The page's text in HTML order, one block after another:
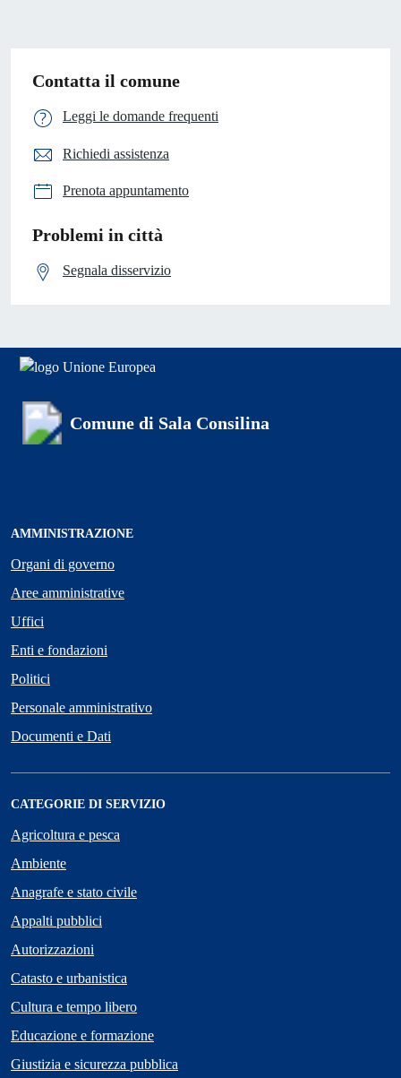
Contatta il comune
Leggi le domande frequenti
Richiedi assistenza
Prenota appuntamento
Problemi in città
Segnala disservizio
Comune di Sala Consilina
AMMINISTRAZIONE
Organi di governo
Aree amministrative
Uffici
Enti e fondazioni
Politici
Personale amministrativo
Documenti e Dati
CATEGORIE DI SERVIZIO
Agricoltura e pesca
Ambiente
Anagrafe e stato civile
Appalti pubblici
Autorizzazioni
Catasto e urbanistica
Cultura e tempo libero
Educazione e formazione
Giustizia e sicurezza pubblica